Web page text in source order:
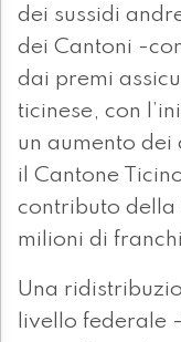
dei sussidi
dei Cantoni -
dai premi
ticinese, con
un aumento dei
il Cantone
contributo
milioni di
Una
livello federale